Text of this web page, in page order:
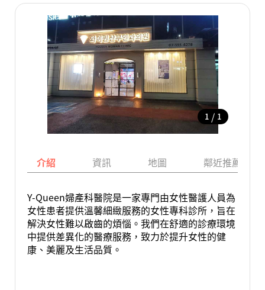
1 / 1
介紹 資訊 地圖 鄰近推薦景點
Y-Queen婦產科醫院是一家專門由女性醫護人員為
女性患者提供溫馨細緻服務的女性專科診所，旨在
解決女性難以啟齒的煩惱。我們在舒適的診療環境
中提供差異化的醫療服務，致力於提升女性的健
康、美麗及生活品質。